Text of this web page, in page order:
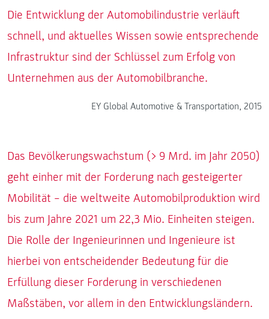
Die Entwicklung der Automobilindustrie verläuft
schnell, und aktuelles Wissen sowie entsprechende
Infrastruktur sind der Schlüssel zum Erfolg von
Unternehmen aus der Automobilbranche.
EY Global Automotive & Transportation, 2015
Das Bevölkerungswachstum (> 9 Mrd. im Jahr 2050)
geht einher mit der Forderung nach gesteigerter
Mobilität – die weltweite Automobilproduktion wird
bis zum Jahre 2021 um 22,3 Mio. Einheiten steigen.
Die Rolle der Ingenieurinnen und Ingenieure ist
hierbei von entscheidender Bedeutung für die
Erfüllung dieser Forderung in verschiedenen
Maßstäben, vor allem in den Entwicklungsländern.